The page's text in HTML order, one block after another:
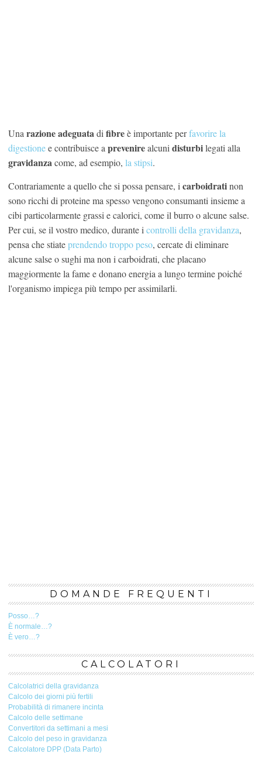
Una razioneadeguatadi fibreè importante perfavorire la
digestionee contribuisce a prevenirealcuni disturbilegati alla
gravidanzacome, ad esempio, la stipsi.
Contrariamente a quello che si possa pensare, i carboidratinon
sono ricchi di proteine ma spesso vengono consumanti insieme a
cibi particolarmente grassi e calorici, come il burro o alcune salse.
Per cui, se il vostro medico, durante i controlli della gravidanza,
pensa che stiateprendendo troppo peso, cercate di eliminare
alcune salse o sughi ma non i carboidrati, che placano
maggiormente la fame e donano energia a lungo termine poiché
l'organismo impiega più tempo per assimilarli.
DOMANDE FREQUENTI
Posso…?
È normale…?
È vero…?
CALCOLATORI
Calcolatrici della gravidanza
Calcolo dei giorni più fertili
Probabilità di rimanere incinta
Calcolo delle settimane
Convertitori da settimani a mesi
Calcolo del peso in gravidanza
Calcolatore DPP (Data Parto)